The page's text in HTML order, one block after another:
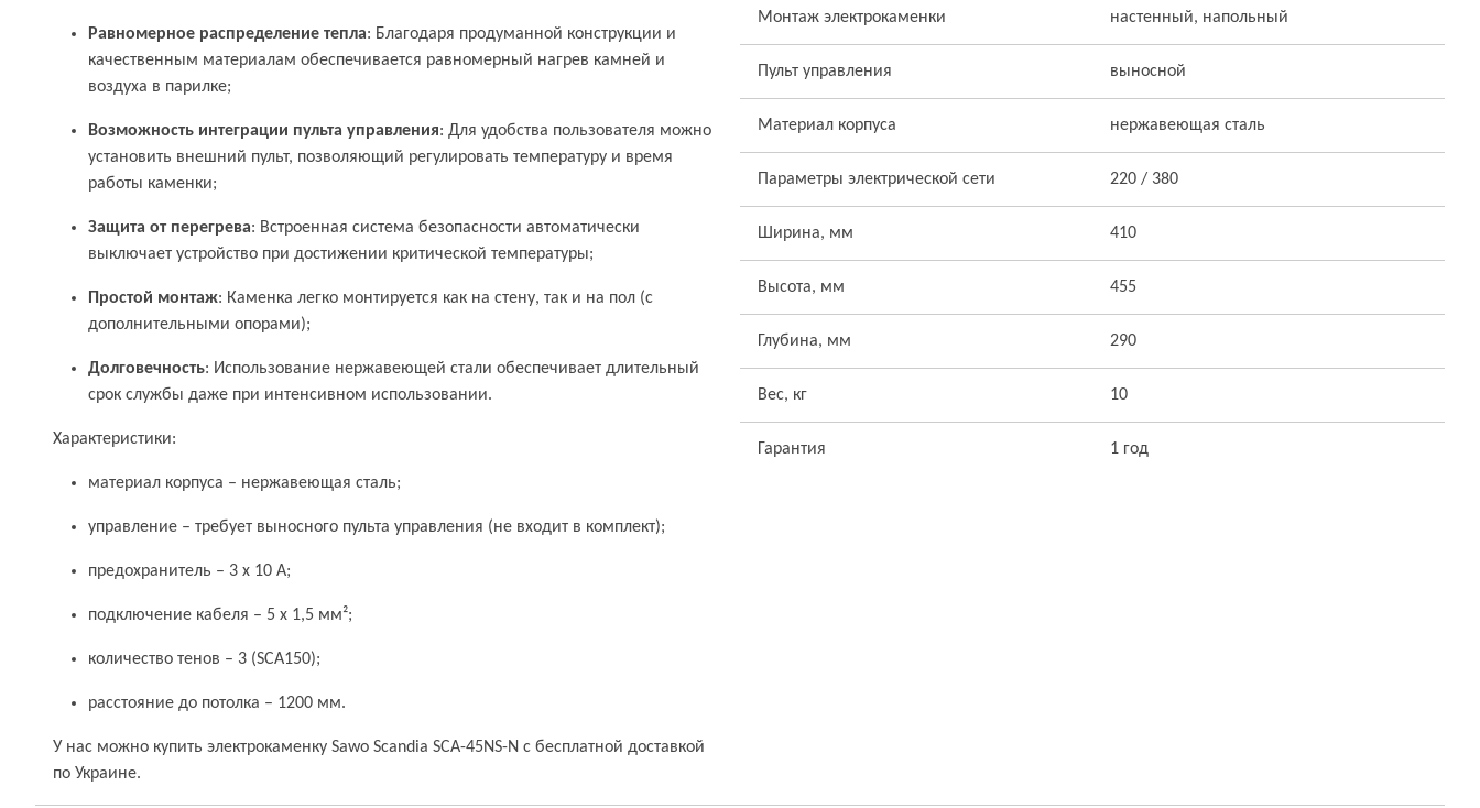
Равномерное распределение тепла: Благодаря продуманной конструкции и
качественным материалам обеспечивается равномерный нагрев камней и
воздуха в парилке;
Возможность интеграции пульта управления: Для удобства пользователя можно
установить внешний пульт, позволяющий регулировать температуру и время
работы каменки;
Защита от перегрева: Встроенная система безопасности автоматически
выключает устройство при достижении критической температуры;
Простой монтаж: Каменка легко монтируется как на стену, так и на пол (с
дополнительными опорами);
Долговечность: Использование нержавеющей стали обеспечивает длительный
срок службы даже при интенсивном использовании.
Характеристики:
материал корпуса – нержавеющая сталь;
управление – требует выносного пульта управления (не входит в комплект);
предохранитель – 3 x 10 А;
подключение кабеля – 5 x 1,5 мм²;
количество тенов – 3 (SCA150);
расстояние до потолка – 1200 мм.
У нас можно купить электрокаменку Sawo Scandia SCA-45NS-N с бесплатной доставкой
по Украине.
Монтаж электрокаменки настенный, напольный
Пульт управления выносной
Материал корпуса нержавеющая сталь
Параметры электрической сети 220 / 380
Ширина, мм 410
Высота, мм 455
Глубина, мм 290
Вес, кг 10
Гарантия 1 год